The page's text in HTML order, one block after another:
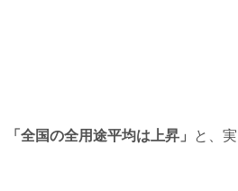
「全国の全用途平均は上昇」
と、実